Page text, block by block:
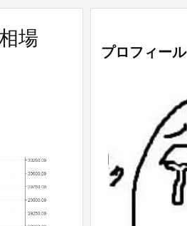
場
プロフィール